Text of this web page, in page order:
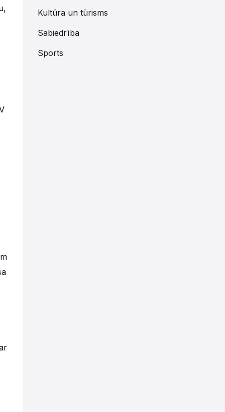
Kultūra un tūrisms
Sabiedrība
Sports